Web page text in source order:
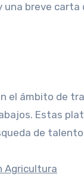
breve
el ámbito de
Estas
de
Agricultura